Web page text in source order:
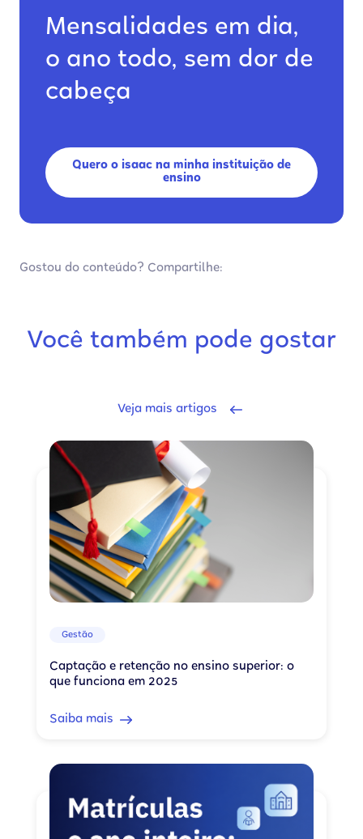
Mensalidades em dia,
o ano todo, sem dor de
cabeça
Quero o isaac na minha instituição de
ensino
Gostou do conteúdo? Compartilhe:
Você também pode gostar
Veja mais artigos
Gestão
Captação e retenção no ensino superior: o
que funciona em 2025
Saiba mais